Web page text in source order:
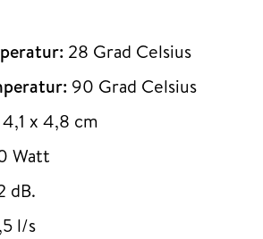
28 Grad Celsius
90 Grad Celsius
x 4,8 cm
Watt
dB.
l/s